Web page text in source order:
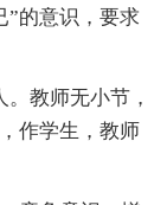
”的意识，要求
。教师无小节，
作学生，教师